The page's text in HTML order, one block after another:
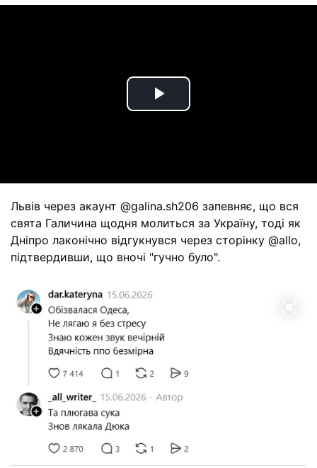
Play
Львів через акаунт @galina.sh206 запевняє, що вся
свята Галичина щодня молиться за Україну, тоді як
Дніпро лаконічно відгукнувся через сторінку @allo,
підтвердивши, що вночі "гучно було".